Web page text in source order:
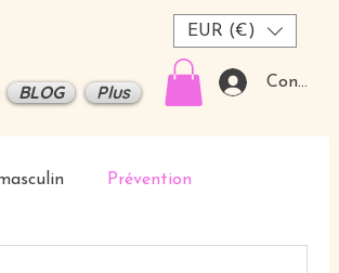
BLOG Plus
EUR (€)
Connexion
Prévention